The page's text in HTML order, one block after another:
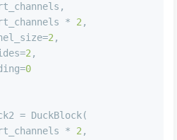
*
2 ,
2 ,
2 ,
0
= DuckBlock(
*
2 ,